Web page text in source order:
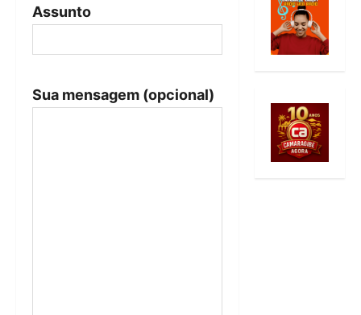
Assunto
Sua mensagem (opcional)